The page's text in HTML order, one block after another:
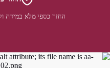
החזר כספי מלא במידה